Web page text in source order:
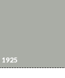
1925